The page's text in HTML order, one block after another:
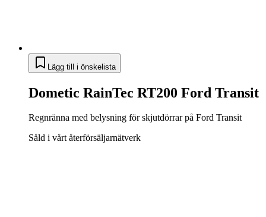
Lägg till i önskelista
Dometic RainTec RT200 Ford Transit
Regnränna med belysning för skjutdörrar på Ford Transit
Såld i vårt återförsäljarnätverk